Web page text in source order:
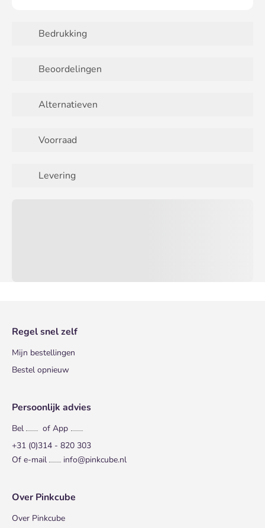
Bedrukking
Beoordelingen
Alternatieven
Voorraad
Levering
Regel snel zelf
Mijn bestellingen
Bestel opnieuw
Persoonlijk advies
Bel
of App
+31 (0)314 - 820 303
Of e-mail
info@pinkcube.nl
Over Pinkcube
Over Pinkcube